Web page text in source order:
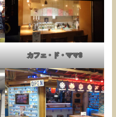
カフェ・ド・ママ3